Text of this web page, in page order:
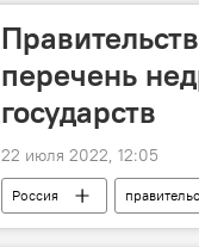
перечень
государств
22 июля 2022, 12:05
Россия